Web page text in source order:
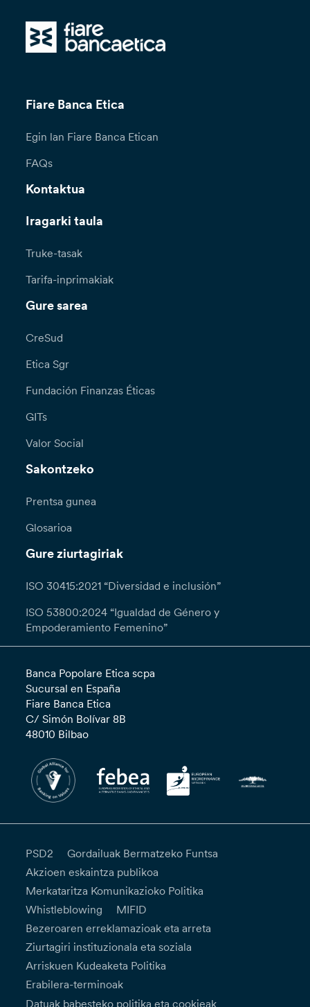
Fiare Banca Etica
Egin lan Fiare Banca Etican
FAQs
Kontaktua
Iragarki taula
Truke-tasak
Tarifa-inprimakiak
Gure sarea
CreSud
Etica Sgr
Fundación Finanzas Éticas
GITs
Valor Social
Sakontzeko
Prentsa gunea
Glosarioa
Gure ziurtagiriak
ISO 30415:2021 “Diversidad e inclusión”
ISO 53800:2024 “Igualdad de Género y
Empoderamiento Femenino”
Banca Popolare Etica scpa
Sucursal en España
Fiare Banca Etica
C/ Simón Bolívar 8B
48010 Bilbao
PSD2
Gordailuak Bermatzeko Funtsa
Akzioen eskaintza publikoa
Merkataritza Komunikazioko Politika
Whistleblowing
MIFID
Bezeroaren erreklamazioak eta arreta
Ziurtagiri instituzionala eta soziala
Arriskuen Kudeaketa Politika
Erabilera-terminoak
Datuak babesteko politika eta cookieak